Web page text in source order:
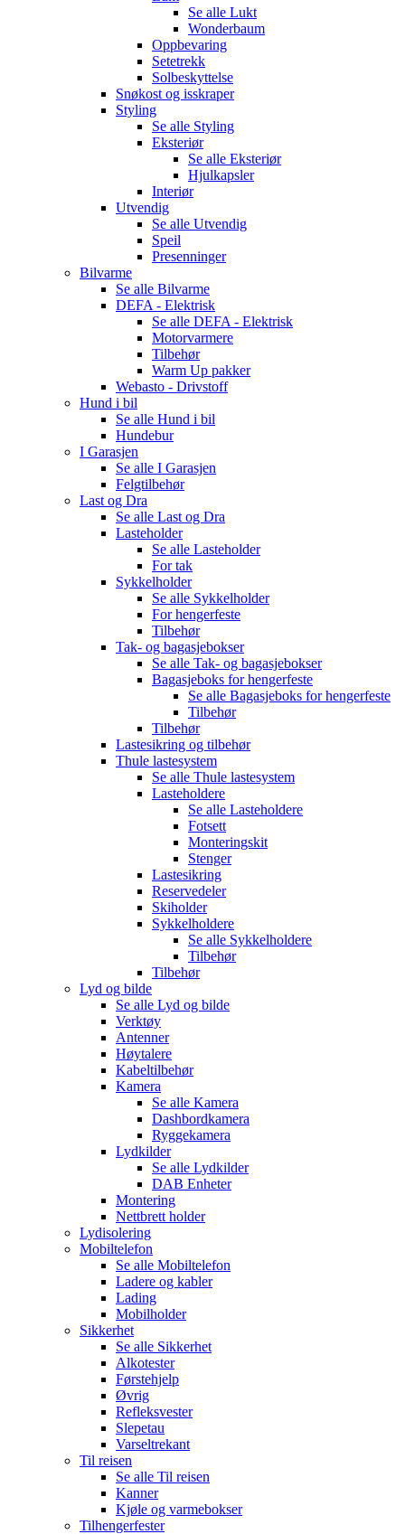
Se alle Lukt
Wonderbaum
Oppbevaring
Setetrekk
Solbeskyttelse
Snøkost og isskraper
Styling
Se alle Styling
Eksteriør
Se alle Eksteriør
Hjulkapsler
Interiør
Utvendig
Se alle Utvendig
Speil
Presenninger
Bilvarme
Se alle Bilvarme
DEFA - Elektrisk
Se alle DEFA - Elektrisk
Motorvarmere
Tilbehør
Warm Up pakker
Webasto - Drivstoff
Hund i bil
Se alle Hund i bil
Hundebur
I Garasjen
Se alle I Garasjen
Felgtilbehør
Last og Dra
Se alle Last og Dra
Lasteholder
Se alle Lasteholder
For tak
Sykkelholder
Se alle Sykkelholder
For hengerfeste
Tilbehør
Tak- og bagasjebokser
Se alle Tak- og bagasjebokser
Bagasjeboks for hengerfeste
Se alle Bagasjeboks for hengerfeste
Tilbehør
Tilbehør
Lastesikring og tilbehør
Thule lastesystem
Se alle Thule lastesystem
Lasteholdere
Se alle Lasteholdere
Fotsett
Monteringskit
Stenger
Lastesikring
Reservedeler
Skiholder
Sykkelholdere
Se alle Sykkelholdere
Tilbehør
Tilbehør
Lyd og bilde
Se alle Lyd og bilde
Verktøy
Antenner
Høytalere
Kabeltilbehør
Kamera
Se alle Kamera
Dashbordkamera
Ryggekamera
Lydkilder
Se alle Lydkilder
DAB Enheter
Montering
Nettbrett holder
Lydisolering
Mobiltelefon
Se alle Mobiltelefon
Ladere og kabler
Lading
Mobilholder
Sikkerhet
Se alle Sikkerhet
Alkotester
Førstehjelp
Øvrig
Refleksvester
Slepetau
Varseltrekant
Til reisen
Se alle Til reisen
Kanner
Kjøle og varmebokser
Tilhengerfester